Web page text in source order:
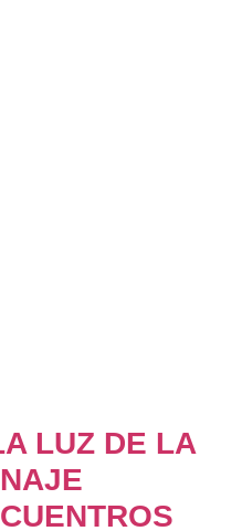
LUZ DE LA